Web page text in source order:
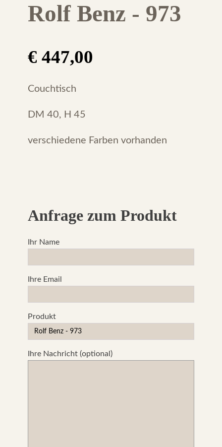
Rolf Benz - 973
€ 447,00
Couchtisch
DM 40, H 45
verschiedene Farben vorhanden
Anfrage zum Produkt
Ihr Name
Ihre Email
Produkt
Ihre Nachricht (optional)